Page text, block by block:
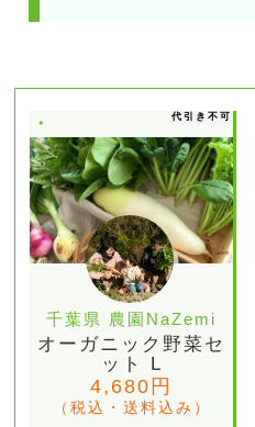
代引き不可
千葉県 農園NaZemi
オーガニック野菜セ
ット L
4,680円
（税込・送料込み）